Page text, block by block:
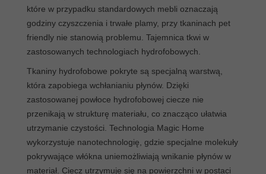
które w przypadku standardowych mebli oznaczają
godziny czyszczenia i trwałe plamy, przy tkaninach pet
friendly nie stanowią problemu. Tajemnica tkwi w
zastosowanych technologiach hydrofobowych.
Tkaniny hydrofobowe pokryte są specjalną warstwą,
która zapobiega wchłanianiu płynów. Dzięki
zastosowanej powłoce hydrofobowej ciecze nie
przenikają w strukturę materiału, co znacząco ułatwia
utrzymanie czystości. Technologia Magic Home
wykorzystuje nanotechnologię, gdzie specjalne molekuły
pokrywające włókna uniemożliwiają wnikanie płynów w
materiał. Ciecz utrzymuje się na powierzchni w postaci